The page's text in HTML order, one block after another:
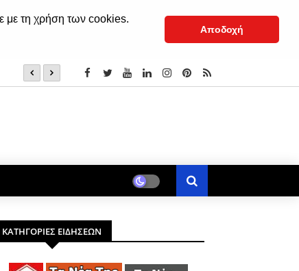
με τη χρήση των cookies.
Αποδοχή
Βόιο: Πολιτιστικό Καλοκαίρι – Σάββατο 08 Αυγούστου
ΚΑΤΗΓΟΡΙΕΣ ΕΙΔΗΣΕΩΝ